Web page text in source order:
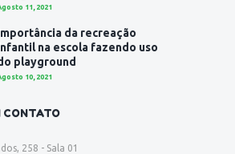
11, 2021
da recreação
na escola fazendo uso
playground
10, 2021
CONTATO
258 - Sala 01